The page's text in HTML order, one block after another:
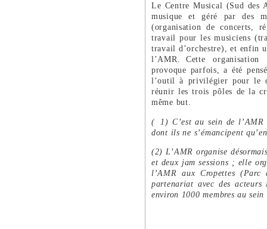
Le Centre Musical (Sud des
musique et géré par des
(organisation de concerts,
travail pour les musiciens
travail d’orchestre), et enfin
l’AMR. Cette
provoque parfois, a été
l’outil à privilégier pour le
réunir les trois pôles de la
même but.
( 1) C’est au sein de l’AMR
dont ils ne s’émancipent
(2) L’AMR organise
et deux jam sessions ; elle
l’AMR aux Cropettes (Parc
partenariat avec des
environ 1000 membres au